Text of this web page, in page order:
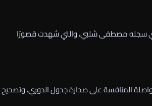
سجله مصطفى شلبي، والتي شهدت قصورًا
المنافسة على صدارة جدول الدوري، وتصحيح